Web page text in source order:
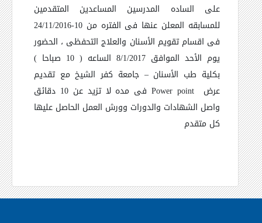
على الساده المدرسين المساعدين المتقدمين
للمسابقه المعلن عنها فى الفتره من 10-24/11/2016
فى اقسام تقويم الأسنان والعلاج التحفظى ، الحضور
يوم الأحد الموافق 8/1/2017 الساعه ( 10 صباحا )
بكلية طب الأسنان – جامعة كفر الشيخ مع تقديم
عرض
Power point
فى مده لا تزيد عن 10 دقائق
واصل الشهادات والدورات وورش العمل الحاصل عليها
كل متقدم